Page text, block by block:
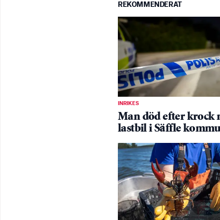
REKOMMENDERAT
INRIKES
Man död efter krock
lastbil i Säffle